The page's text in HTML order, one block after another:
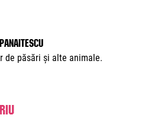
de păsări și alte animale.